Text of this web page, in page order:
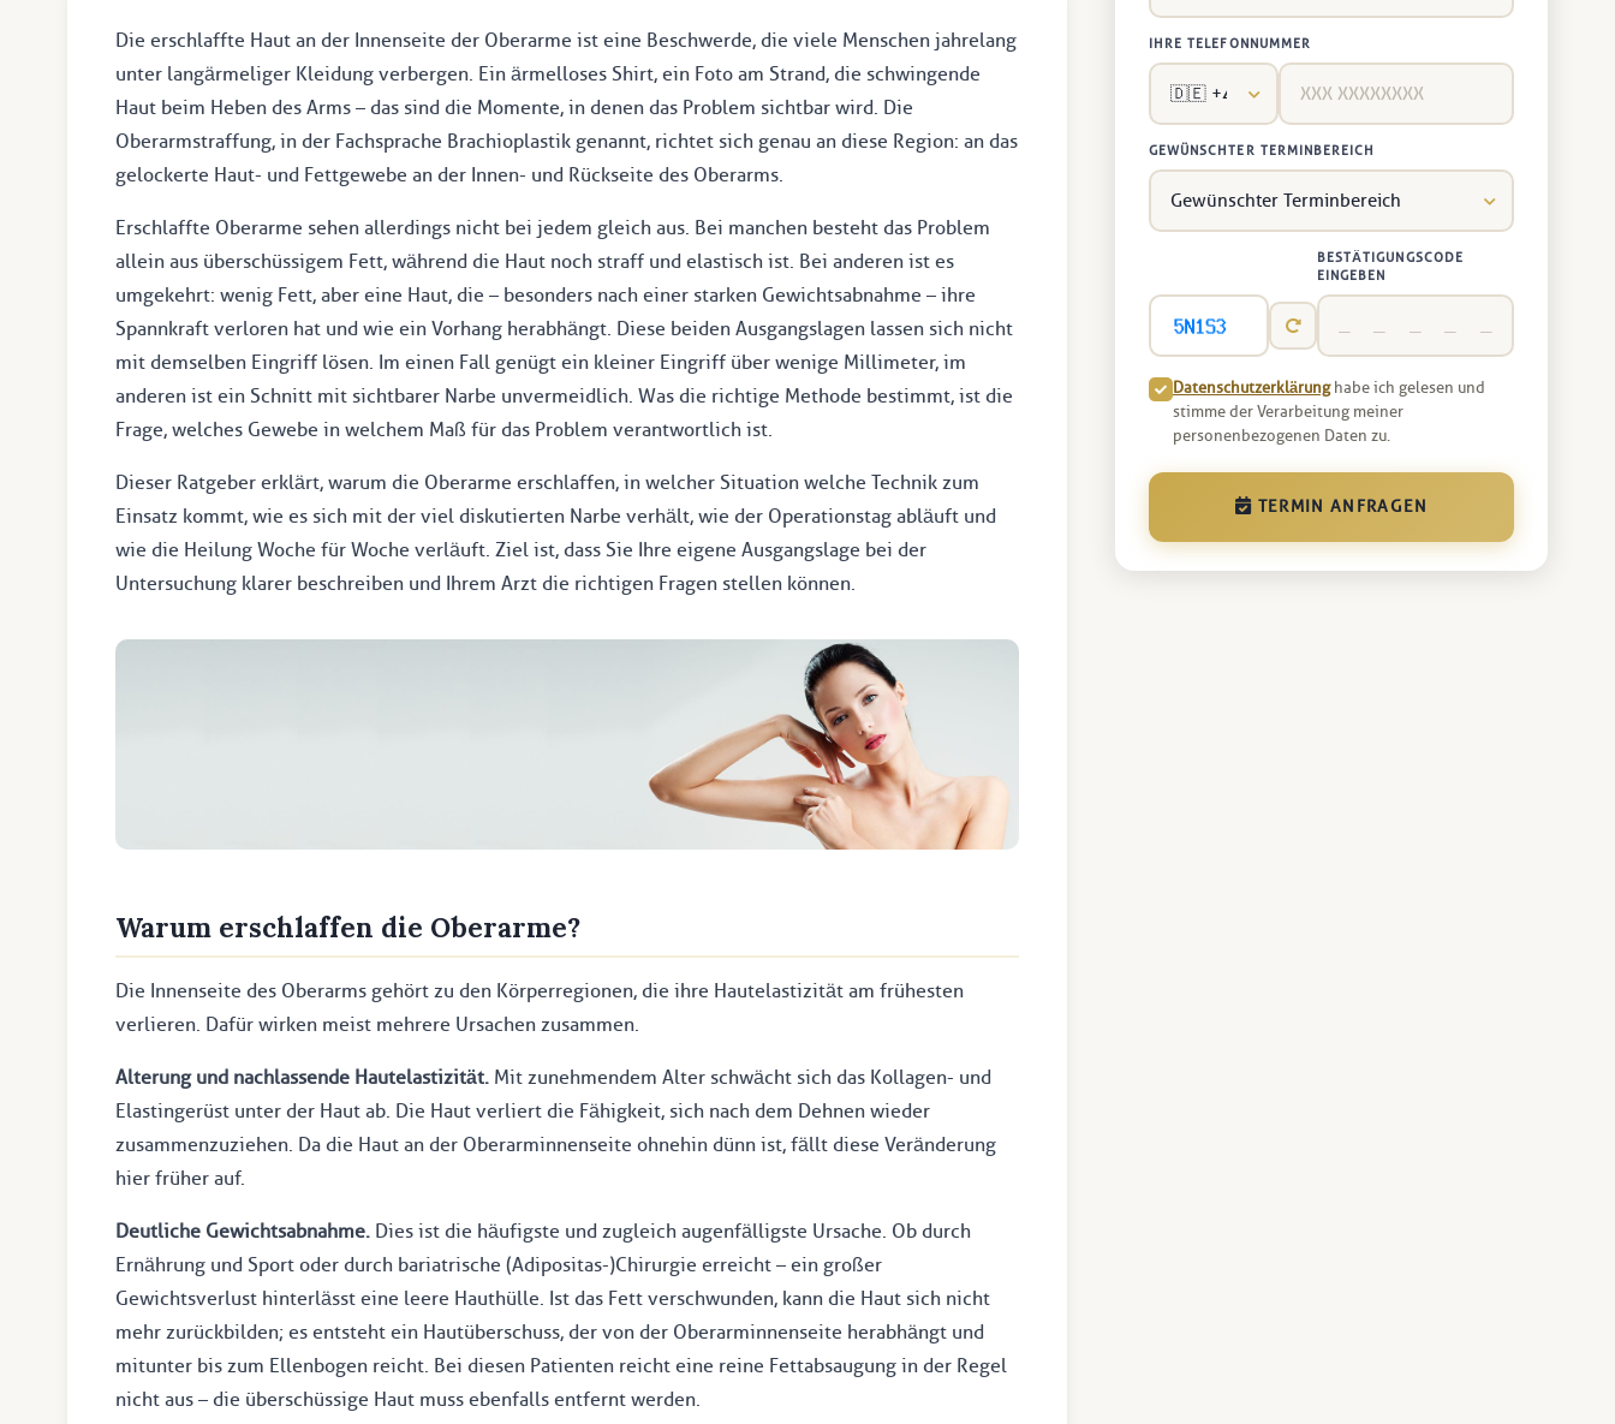
Die erschlaffte Haut an der Innenseite der Oberarme ist eine Beschwerde, die viele Menschen jahrelang
unter langärmeliger Kleidung verbergen. Ein ärmelloses Shirt, ein Foto am Strand, die schwingende
Haut beim Heben des Arms – das sind die Momente, in denen das Problem sichtbar wird. Die
Oberarmstraffung, in der Fachsprache Brachioplastik genannt, richtet sich genau an diese Region: an das
gelockerte Haut- und Fettgewebe an der Innen- und Rückseite des Oberarms.
Erschlaffte Oberarme sehen allerdings nicht bei jedem gleich aus. Bei manchen besteht das Problem
allein aus überschüssigem Fett, während die Haut noch straff und elastisch ist. Bei anderen ist es
umgekehrt: wenig Fett, aber eine Haut, die – besonders nach einer starken Gewichtsabnahme – ihre
Spannkraft verloren hat und wie ein Vorhang herabhängt. Diese beiden Ausgangslagen lassen sich nicht
mit demselben Eingriff lösen. Im einen Fall genügt ein kleiner Eingriff über wenige Millimeter, im
anderen ist ein Schnitt mit sichtbarer Narbe unvermeidlich. Was die richtige Methode bestimmt, ist die
Frage, welches Gewebe in welchem Maß für das Problem verantwortlich ist.
Dieser Ratgeber erklärt, warum die Oberarme erschlaffen, in welcher Situation welche Technik zum
Einsatz kommt, wie es sich mit der viel diskutierten Narbe verhält, wie der Operationstag abläuft und
wie die Heilung Woche für Woche verläuft. Ziel ist, dass Sie Ihre eigene Ausgangslage bei der
Untersuchung klarer beschreiben und Ihrem Arzt die richtigen Fragen stellen können.
Warum erschlaffen die Oberarme?
Die Innenseite des Oberarms gehört zu den Körperregionen, die ihre Hautelastizität am frühesten
verlieren. Dafür wirken meist mehrere Ursachen zusammen.
Alterung und nachlassende Hautelastizität. Mit zunehmendem Alter schwächt sich das Kollagen- und
Elastingerüst unter der Haut ab. Die Haut verliert die Fähigkeit, sich nach dem Dehnen wieder
zusammenzuziehen. Da die Haut an der Oberarminnenseite ohnehin dünn ist, fällt diese Veränderung
hier früher auf.
Deutliche Gewichtsabnahme. Dies ist die häufigste und zugleich augenfälligste Ursache. Ob durch
Ernährung und Sport oder durch bariatrische (Adipositas-)Chirurgie erreicht – ein großer
Gewichtsverlust hinterlässt eine leere Hauthülle. Ist das Fett verschwunden, kann die Haut sich nicht
mehr zurückbilden; es entsteht ein Hautüberschuss, der von der Oberarminnenseite herabhängt und
mitunter bis zum Ellenbogen reicht. Bei diesen Patienten reicht eine reine Fettabsaugung in der Regel
nicht aus – die überschüssige Haut muss ebenfalls entfernt werden.
IHRE TELEFONNUMMER
GEWÜNSCHTER TERMINBEREICH
BESTÄTIGUNGSCODE
EINGEBEN
Datenschutzerklärunghabe ich gelesen und
stimme der Verarbeitung meiner
personenbezogenen Daten zu.
TERMIN ANFRAGEN